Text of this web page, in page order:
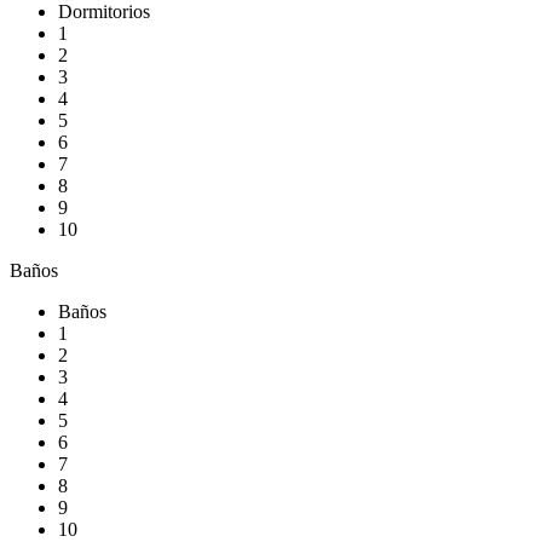
Dormitorios
1
2
3
4
5
6
7
8
9
10
Baños
Baños
1
2
3
4
5
6
7
8
9
10